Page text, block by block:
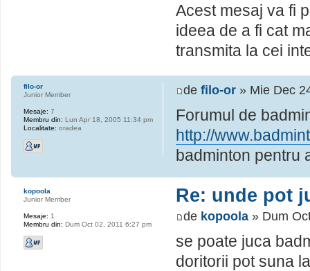
Acest mesaj va fi
ideea de a fi cat
transmita la cei
de filo-or » Mie Dec
Forumul de
http://
badminton pentru
filo-or
Junior Member
Mesaje: 7
Membru din: Lun Apr 18, 2005 11:34 pm
Localitate: oradea
Re: unde pot
de kopoola » Dum
se poate juca
doritorii pot suna
kopoola
Junior Member
Mesaje: 1
Membru din: Dum Oct 02, 2011 6:27 pm